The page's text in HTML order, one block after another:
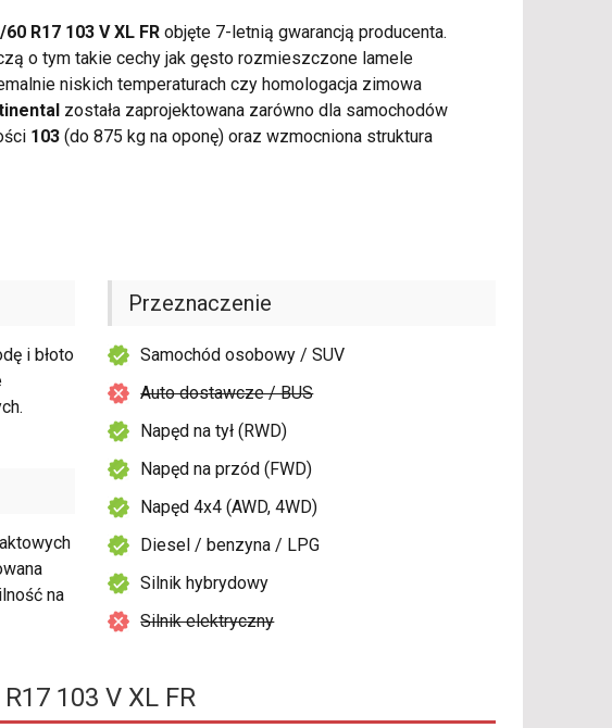
R17 103 V XL FR objęte 7-letnią gwarancją producenta.
o tym takie cechy jak gęsto rozmieszczone lamele
niskich temperaturach czy homologacja zimowa
została zaprojektowana zarówno dla samochodów
103 (do 875 kg na oponę) oraz wzmocniona struktura
i błoto
na
Przeznaczenie
Samochód osobowy / SUV
Auto dostawcze / BUS
Napęd na tył (RWD)
Napęd na przód (FWD)
Napęd 4x4 (AWD, 4WD)
Diesel / benzyna / LPG
Silnik hybrydowy
Silnik elektryczny
103 V XL FR